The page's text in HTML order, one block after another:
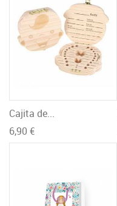
Cajita de...
6,90 €